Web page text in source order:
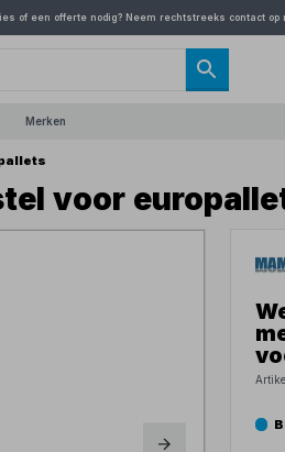
of een offerte nodig? Neem rechtstreeks contact op
Merken
voor